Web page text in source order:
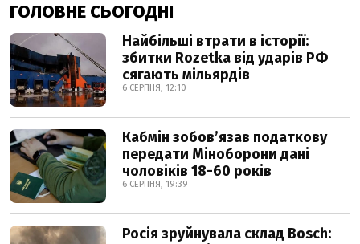
ГОЛОВНЕ СЬОГОДНІ
Найбільші втрати в історії:
збитки Rozetka від ударів РФ
сягають мільярдів
6 СЕРПНЯ, 12:10
Кабмін зобовʼязав податкову
передати Міноборони дані
чоловіків 18-60 років
6 СЕРПНЯ, 19:39
Росія зруйнувала склад Bosch: